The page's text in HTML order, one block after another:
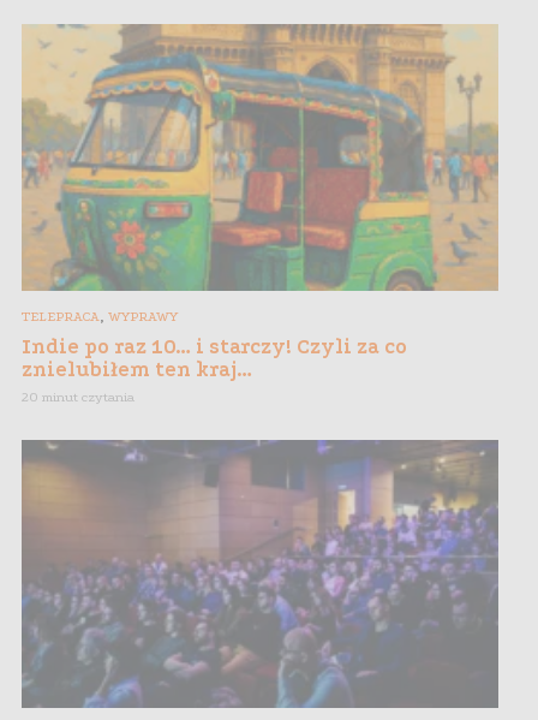
TELEPRACA, WYPRAWY
Indie po raz 10… i starczy! Czyli za co
znielubiłem ten kraj…
20 minut czytania